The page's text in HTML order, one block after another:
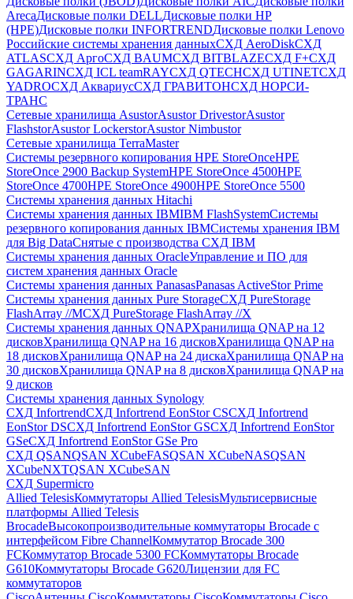
ArecaДисковые полки DELLДисковые полки HP
(HPE)Дисковые полки INFORTRENDДисковые полки Lenovo
Российские системы хранения данныхСХД AeroDiskСХД
ATLASСХД AргоСХД BAUMСХД BITBLAZEСХД F+СХД
GAGARINСХД ICL teamRAYСХД QTECHСХД UTINETСХД
YADROСХД АквариусСХД ГРАВИТОНСХД НОРСИ-
ТРАНС
Сетевые хранилища AsustorAsustor DrivestorAsustor
FlashstorAsustor LockerstorAsustor Nimbustor
Сетевые хранилища TerraMaster
Системы резервного копирования HPE StoreOnceHPE
StoreOnce 2900 Backup SystemHPE StoreOnce 4500HPE
StoreOnce 4700HPE StoreOnce 4900HPE StoreOnce 5500
Системы хранения данных Hitachi
Системы хранения данных IBMIBM FlashSystemСистемы
резервного копирования данных IBMСистемы хранения IBM
для Big DataСнятые с производства СХД IBM
Системы хранения данных OracleУправление и ПО для
систем хранения данных Oracle
Системы хранения данных PanasasPanasas ActiveStor Prime
Системы хранения данных Pure StorageСХД PureStorage
FlashArray //MСХД PureStorage FlashArray //X
Системы хранения данных QNAPХранилища QNAP на 12
дисковХранилища QNAP на 16 дисковХранилища QNAP на
18 дисковХранилища QNAP на 24 дискаХранилища QNAP на
30 дисковХранилища QNAP на 8 дисковХранилища QNAP на
9 дисков
Системы хранения данных Synology
СХД InfortrendСХД Infortrend EonStor CSСХД Infortrend
EonStor DSСХД Infortrend EonStor GSСХД Infortrend EonStor
GSeСХД Infortrend EonStor GSe Pro
СХД QSANQSAN XCubeFASQSAN XCubeNASQSAN
XCubeNXTQSAN XCubeSAN
СХД Supermicro
Allied TelesisКоммутаторы Allied TelesisМультисервисные
платформы Allied Telesis
BrocadeВысокопроизводительные коммутаторы Brocade с
интерфейсом Fibre ChannelКоммутатор Brocade 300
FCКоммутатор Brocade 5300 FCКоммутаторы Brocade
G610Коммутаторы Brocade G620Лицензии для FC
коммутаторов